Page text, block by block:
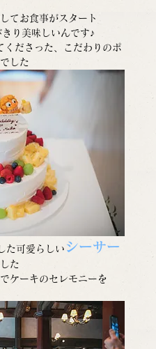
てお食事がスタート
り美味しいんです♪
くださった、こだわりのポ
した
た可愛らしい シーサー
た
ケーキのセレモニーを